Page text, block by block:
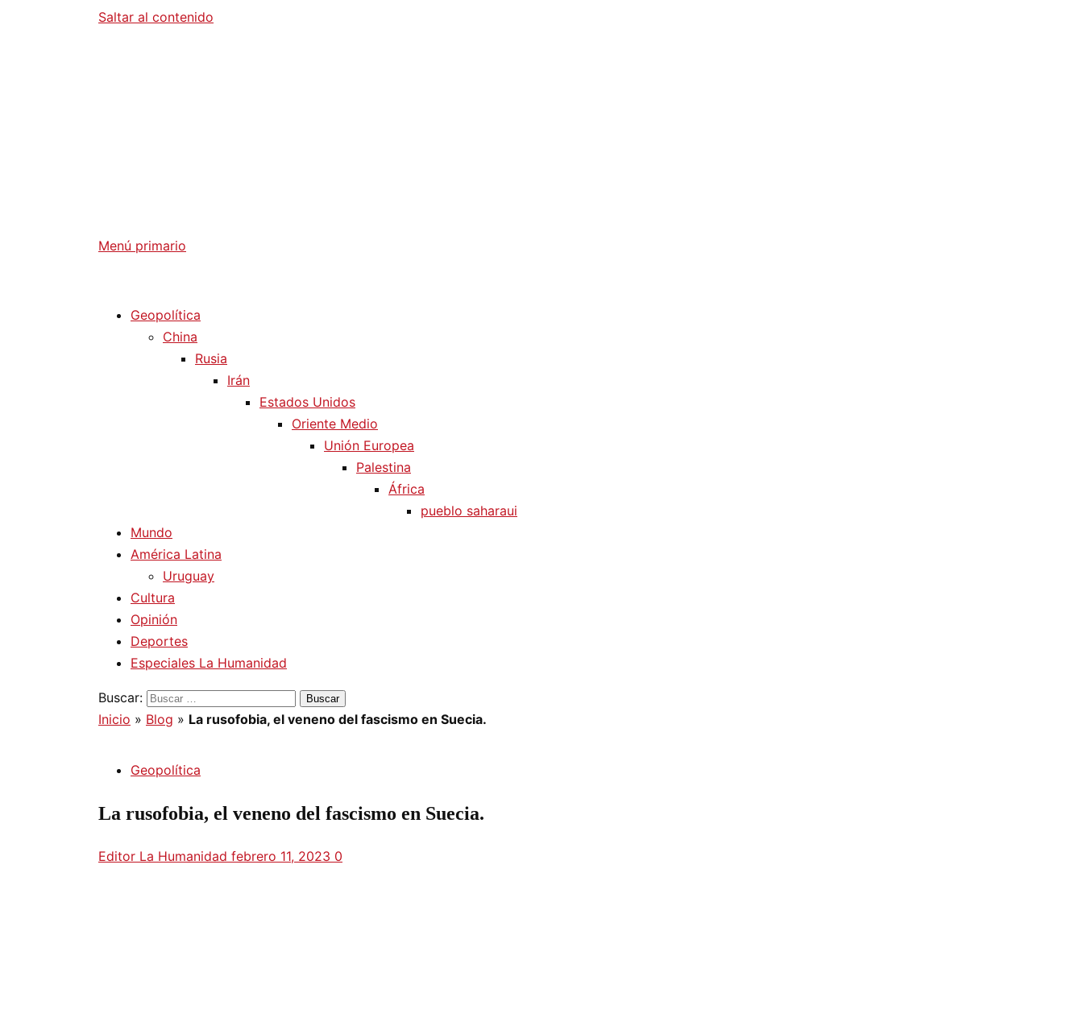
Saltar al contenido
Menú primario
Geopolítica
China
Rusia
Irán
Estados Unidos
Oriente Medio
Unión Europea
Palestina
África
pueblo saharaui
Mundo
América Latina
Uruguay
Cultura
Opinión
Deportes
Especiales La Humanidad
Buscar:
Inicio » Blog » La rusofobia, el veneno del fascismo en Suecia.
Geopolítica
La rusofobia, el veneno del fascismo en Suecia.
Editor La Humanidad febrero 11, 2023 0